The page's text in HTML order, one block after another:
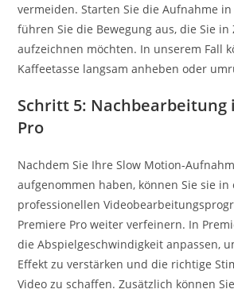
vermeiden. Starten Sie die Aufnahme in
führen Sie die Bewegung aus, die Sie in
aufzeichnen möchten. In unserem Fall
Kaffeetasse langsam anheben oder
Schritt 5: Nachbearbeitung
Pro
Nachdem Sie Ihre Slow Motion-
aufgenommen haben, können Sie sie in
professionellen
Premiere Pro weiter verfeinern. In
die Abspielgeschwindigkeit anpassen,
Effekt zu verstärken und die richtige
Video zu schaffen. Zusätzlich können